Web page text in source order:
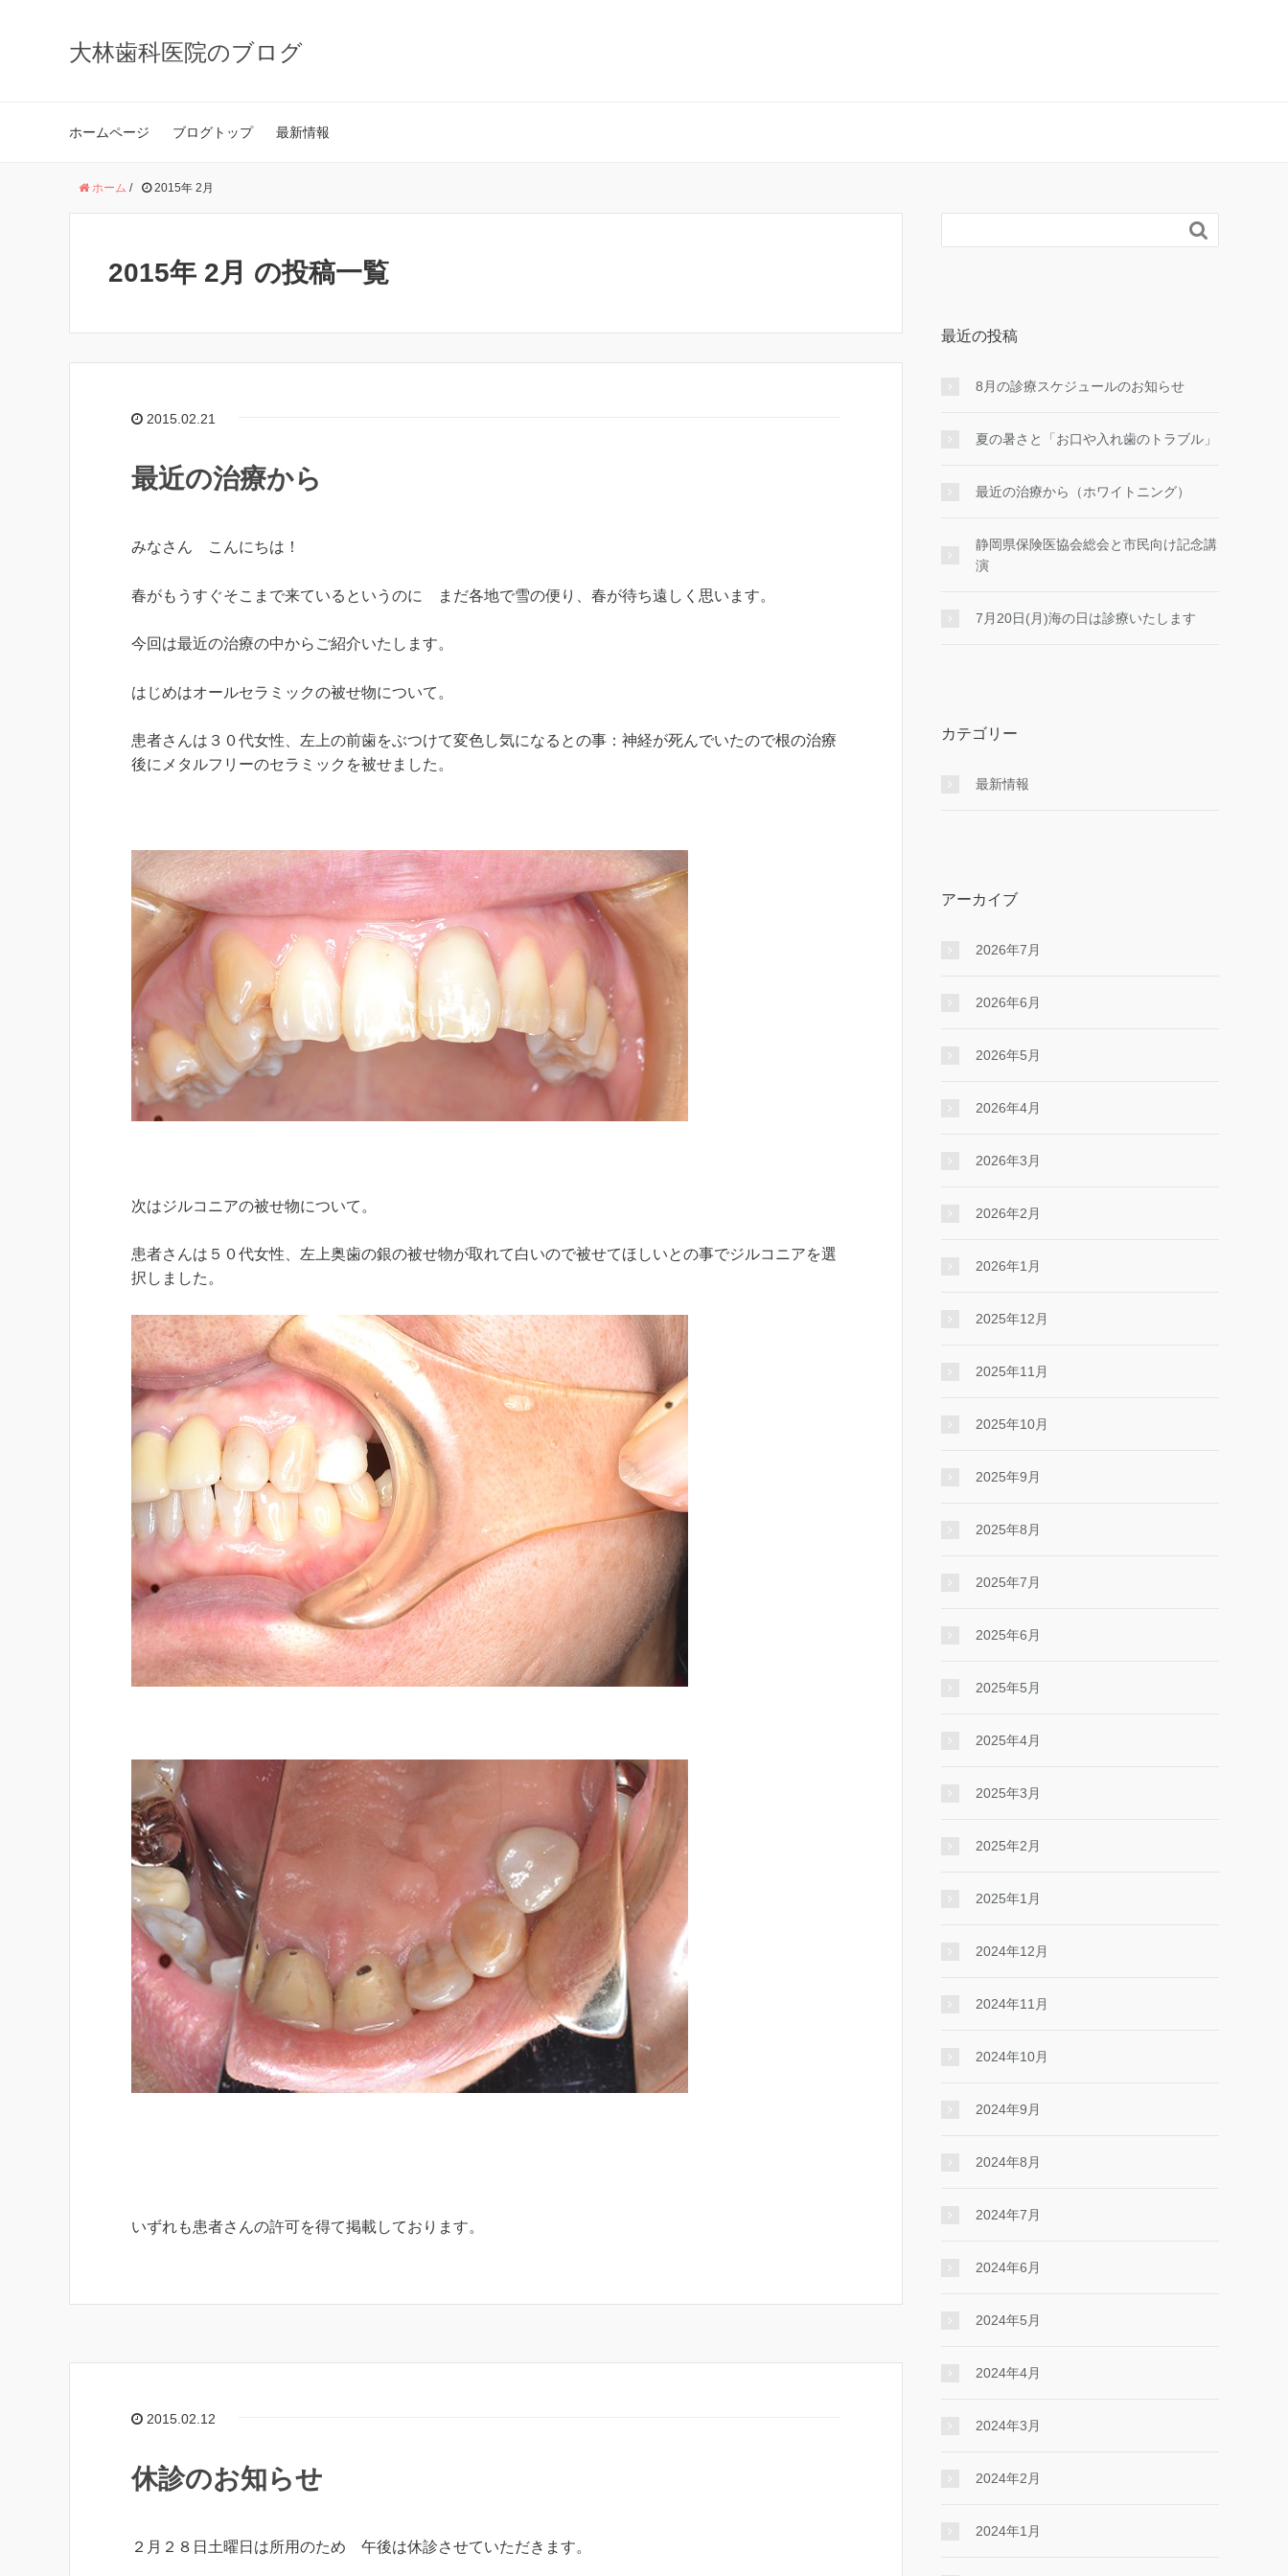
大林歯科医院のブログ
ホームページ ブログトップ 最新情報
ホーム / 2015年 2月
2015年 2月 の投稿一覧
2015.02.21
最近の治療から
みなさん こんにちは！
春がもうすぐそこまで来ているというのに まだ各地で雪の便り、春が待ち遠しく思います。
今回は最近の治療の中からご紹介いたします。
はじめはオールセラミックの被せ物について。
患者さんは３０代女性、左上の前歯をぶつけて変色し気になるとの事：神経が死んでいたので根の治療
後にメタルフリーのセラミックを被せました。
次はジルコニアの被せ物について。
患者さんは５０代女性、左上奥歯の銀の被せ物が取れて白いので被せてほしいとの事でジルコニアを選
択しました。
いずれも患者さんの許可を得て掲載しております。
2015.02.12
休診のお知らせ
２月２８日土曜日は所用のため 午後は休診させていただきます。

最近の投稿
8月の診療スケジュールのお知らせ
夏の暑さと「お口や入れ歯のトラブル」
最近の治療から（ホワイトニング）
静岡県保険医協会総会と市民向け記念講
演
7月20日(月)海の日は診療いたします
カテゴリー
最新情報
アーカイブ
2026年7月
2026年6月
2026年5月
2026年4月
2026年3月
2026年2月
2026年1月
2025年12月
2025年11月
2025年10月
2025年9月
2025年8月
2025年7月
2025年6月
2025年5月
2025年4月
2025年3月
2025年2月
2025年1月
2024年12月
2024年11月
2024年10月
2024年9月
2024年8月
2024年7月
2024年6月
2024年5月
2024年4月
2024年3月
2024年2月
2024年1月